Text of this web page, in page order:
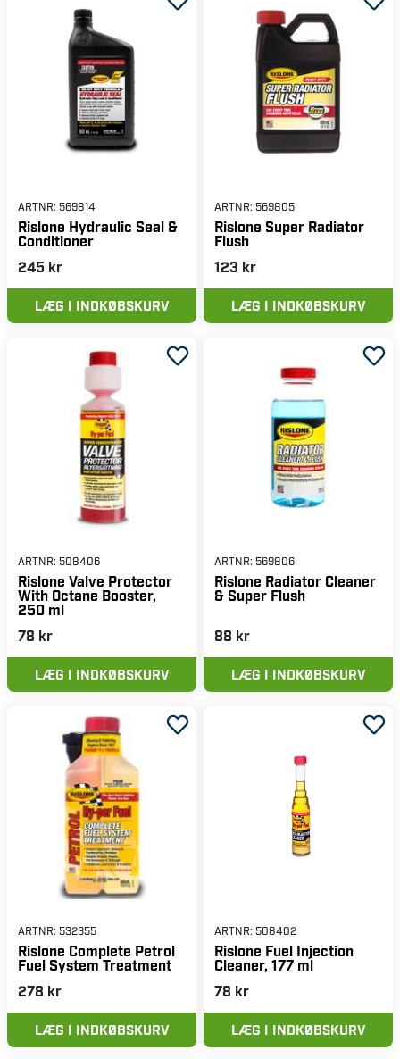
ARTNR: 569814
Rislone Hydraulic Seal &
Conditioner
245 kr
LÆG I INDKØBSKURV
ARTNR: 569805
Rislone Super Radiator
Flush
123 kr
LÆG I INDKØBSKURV
ARTNR: 508406
Rislone Valve Protector
With Octane Booster,
250 ml
78 kr
LÆG I INDKØBSKURV
ARTNR: 569806
Rislone Radiator Cleaner
& Super Flush
88 kr
LÆG I INDKØBSKURV
ARTNR: 532355
Rislone Complete Petrol
Fuel System Treatment
278 kr
LÆG I INDKØBSKURV
ARTNR: 508402
Rislone Fuel Injection
Cleaner, 177 ml
78 kr
LÆG I INDKØBSKURV